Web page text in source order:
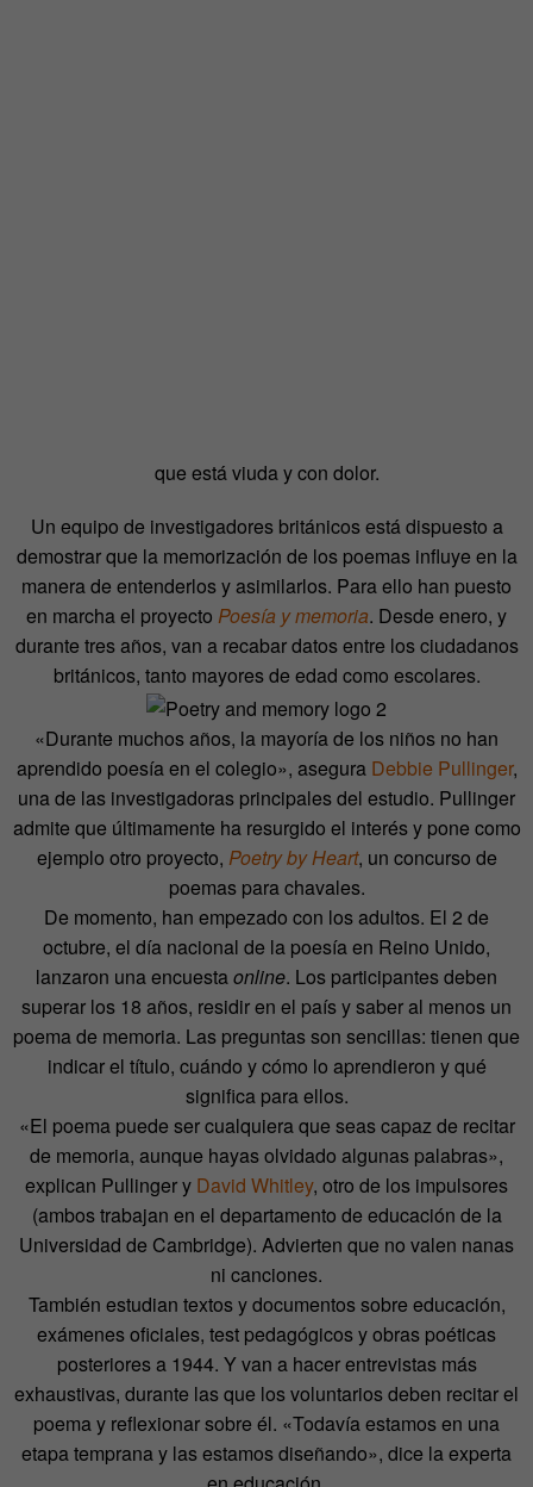
que está viuda y con dolor.
Un equipo de investigadores británicos está dispuesto a
demostrar que la memorización de los poemas influye en la
manera de entenderlos y asimilarlos. Para ello han puesto
en marcha el proyecto Poesía y memoria. Desde enero, y
durante tres años, van a recabar datos entre los ciudadanos
británicos, tanto mayores de edad como escolares.
«Durante muchos años, la mayoría de los niños no han
aprendido poesía en el colegio», asegura Debbie Pullinger,
una de las investigadoras principales del estudio. Pullinger
admite que últimamente ha resurgido el interés y pone como
ejemplo otro proyecto, Poetry by Heart, un concurso de
poemas para chavales.
De momento, han empezado con los adultos. El 2 de
octubre, el día nacional de la poesía en Reino Unido,
lanzaron una encuesta online. Los participantes deben
superar los 18 años, residir en el país y saber al menos un
poema de memoria. Las preguntas son sencillas: tienen que
indicar el título, cuándo y cómo lo aprendieron y qué
significa para ellos.
«El poema puede ser cualquiera que seas capaz de recitar
de memoria, aunque hayas olvidado algunas palabras»,
explican Pullinger y David Whitley, otro de los impulsores
(ambos trabajan en el departamento de educación de la
Universidad de Cambridge). Advierten que no valen nanas
ni canciones.
También estudian textos y documentos sobre educación,
exámenes oficiales, test pedagógicos y obras poéticas
posteriores a 1944. Y van a hacer entrevistas más
exhaustivas, durante las que los voluntarios deben recitar el
poema y reflexionar sobre él. «Todavía estamos en una
etapa temprana y las estamos diseñando», dice la experta